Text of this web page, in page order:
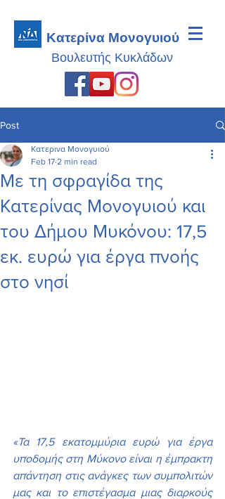
Κατερίνα Μονογυιού
Βουλευτής Κυκλάδων
Post
Με τη σφραγίδα της
Κατερίνας Μονογυιού και
του Δήμου Μυκόνου: 17,5
εκ. ευρώ για έργα πνοής
στο νησί
Κατερινα Μονογυιού
Feb 17 2 min read
«Τα 17,5 εκατομμύρια ευρώ για έργα
υποδομής στη Μύκονο είναι η έμπρακτη
απάντηση στις ανάγκες των συμπολιτών
μας και το επιστέγασμα μιας διαρκούς